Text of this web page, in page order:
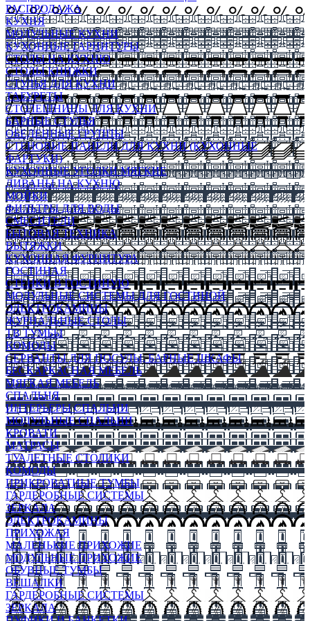
РАСПРОДАЖА
КУХНЯ
МОДУЛЬНЫЕ КУХНИ
КУХОННЫЕ ГАРНИТУРЫ
СТОЛЫ НА КУХНЮ
СТОЛЫ КНИЖКИ
СТУЛЬЯ ДЛЯ КУХНИ
ТАБУРЕТЫ
СТОЛЕШНИЦЫ ДЛЯ КУХНИ
БАРНЫЕ СТУЛЬЯ
ОБЕДЕННЫЕ ГРУППЫ
СТЕНОВЫЕ ПАНЕЛИ ДЛЯ КУХНИ (КУХОННЫЕ
ФАРТУКИ)
КУХОННЫЕ УГОЛКИ МЯГКИЕ
ДИВАНЫ НА КУХНЮ
МОЙКИ
ФИЛЬТРЫ ДЛЯ ВОДЫ
СМЕСИТЕЛИ
БЫТОВАЯ ТЕХНИКА
ВЫТЯЖКИ
КУХОННАЯ ФУРНИТУРА
ГОСТИНАЯ
СТЕНКИ В ГОСТИНУЮ
МОДУЛЬНЫЕ СИСТЕМЫ ДЛЯ ГОСТИНОЙ
ЭЛЕКТРОКАМИНЫ
ЖУРНАЛЬНЫЕ СТОЛЫ
ТВ ТУМБЫ
КОМОДЫ
СЕРВАНТЫ ДЛЯ ПОСУДЫ, БАРНЫЕ ШКАФЫ
БЕСКАРКАСНАЯ МЕБЕЛЬ
МЯГКАЯ МЕБЕЛЬ
СПАЛЬНЯ
ИНТЕРЬЕРЫ СПАЛЬНИ
МОДУЛЬНЫЕ СПАЛЬНИ
КРОВАТИ
МАТРАСЫ
ТУАЛЕТНЫЕ СТОЛИКИ
КОМОДЫ
ПРИКРОВАТНЫЕ ТУМБЫ
ГАРДЕРОБНЫЕ СИСТЕМЫ
ЗЕРКАЛА
ЭЛЕКТРОКАМИНЫ
ПРИХОЖАЯ
МАЛЕНЬКИЕ ПРИХОЖИЕ
МОДУЛЬНЫЕ ПРИХОЖИЕ
ОБУВНЫЕ ТУМБЫ
ВЕШАЛКИ
ГАРДЕРОБНЫЕ СИСТЕМЫ
ЗЕРКАЛА